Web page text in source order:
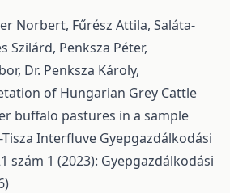
Norbert, Fűrész Attila, Saláta-
Szilárd, Penksza Péter,
Dr. Penksza Károly,
of Hungarian Grey Cattle
buffalo pastures in a sample
Interfluve Gyepgazdálkodási
szám 1 (2023): Gyepgazdálkodási